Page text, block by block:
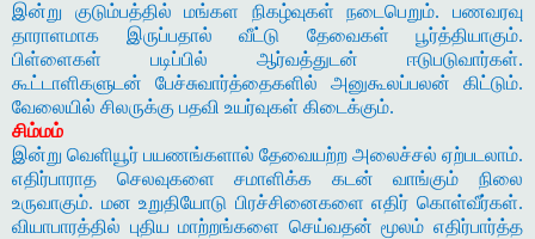
இன்று குடும்பத்தில் மங்கள நிகழ்வுகள் நடைபெறும். பணவரவு
தாராளமாக இருப்பதால் வீட்டு தேவைகள் பூர்த்தியாகும்.
பிள்ளைகள் படிப்பில் ஆர்வத்துடன் ஈடுபடுவார்கள்.
கூட்டாளிகளுடன் பேச்சுவார்த்தைகளில் அனுகூலப்பலன் கிட்டும்.
வேலையில் சிலருக்கு பதவி உயர்வுகள் கிடைக்கும்.
சிம்மம்
இன்று வெளியூர் பயணங்களால் தேவையற்ற அலைச்சல் ஏற்படலாம்.
எதிர்பாராத செலவுகளை சமாளிக்க கடன் வாங்கும் நிலை
உருவாகும். மன உறுதியோடு பிரச்சினைகளை எதிர் கொள்வீர்கள்.
வியாபாரத்தில் புதிய மாற்றங்களை செய்வதன் மூலம் எதிர்பார்த்த